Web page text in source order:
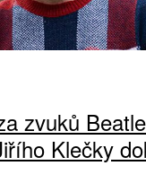
zvuků
Klečky